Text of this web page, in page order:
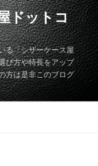
ドットコ
る「シザーケース屋
び方や特長をアップ
方は是非このブログ